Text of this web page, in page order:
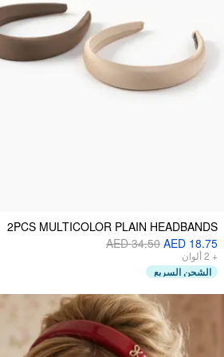
2PCS MULTICOLOR PLAIN HEADBANDS
AED 18.75
AED 34.50
+
2ألوان
الشحن السريع